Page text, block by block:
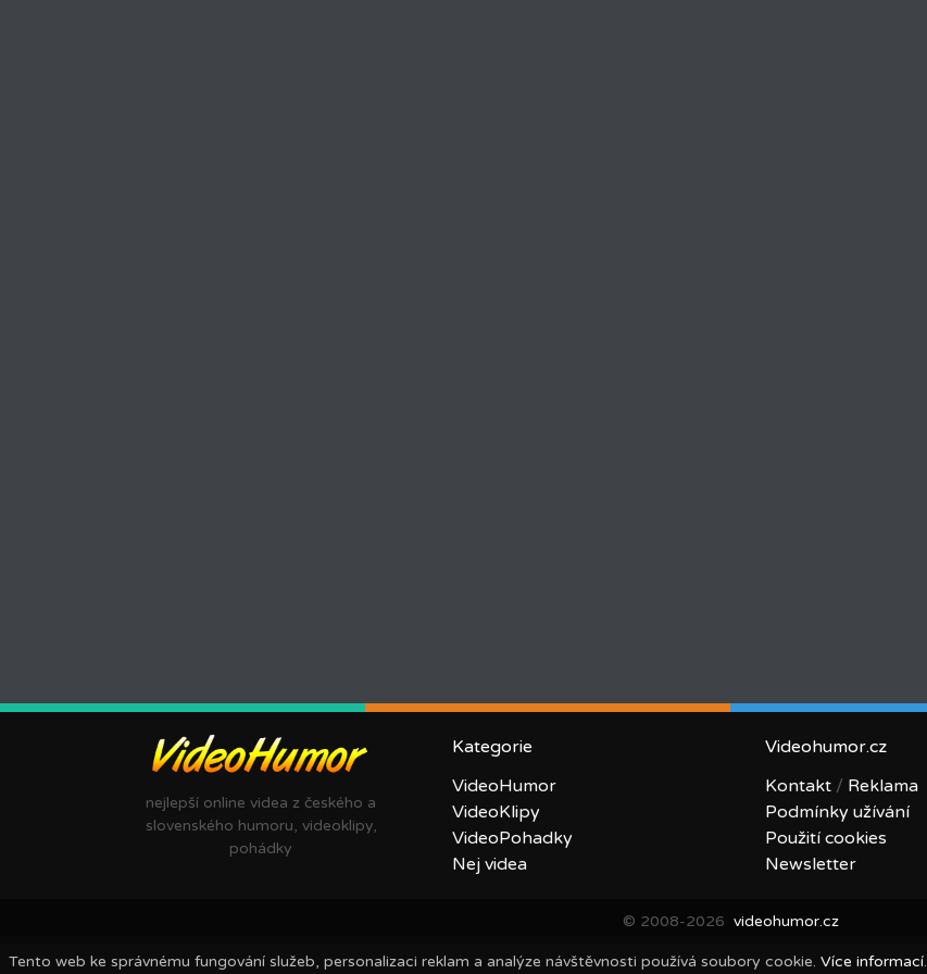
nejlepší online videa z českého a
slovenského humoru, videoklipy,
pohádky
Kategorie
VideoHumor
VideoKlipy
VideoPohadky
Nej videa
Videohumor.cz
Kontakt / Reklama
Podmínky užívání
Použití cookies
Newsletter
© 2008-2026 videohumor.cz
Tento web ke správnému fungování služeb, personalizaci reklam a analýze návštěvnosti používá soubory cookie. Více informací.